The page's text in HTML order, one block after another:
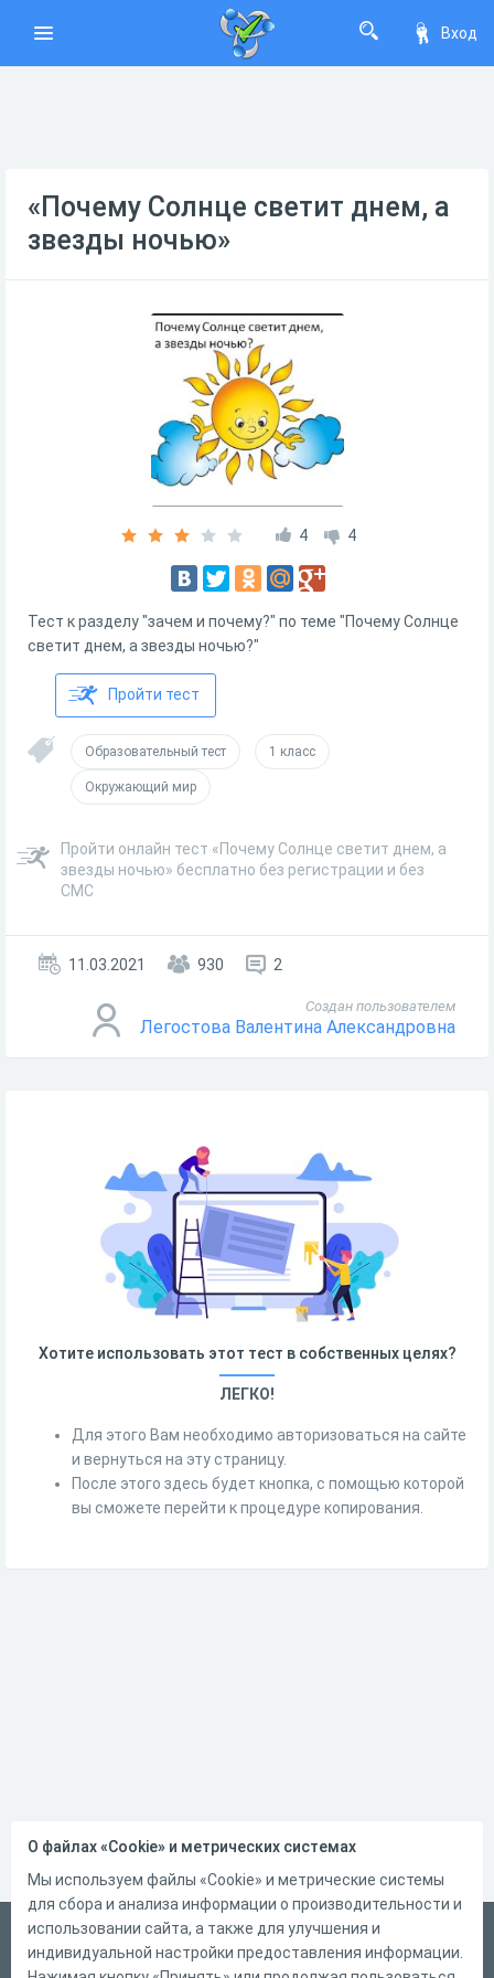
Вход
«Почему Солнце светит днем, а
звезды ночью»
4 4
Тест к разделу "зачем и почему?" по теме "Почему Солнце
светит днем, а звезды ночью?"
Пройти тест
Образовательный тест 1 класс
Окружающий мир
Пройти онлайн тест «Почему Солнце светит днем, а
звезды ночью» бесплатно без регистрации и без
СМС
11.03.2021 930 2
Создан пользователем
Легостова Валентина Александровна
Хотите использовать этот тест в собственных целях?
ЛЕГКО!
Для этого Вам необходимо авторизоваться на сайте
и вернуться на эту страницу.
После этого здесь будет кнопка, с помощью которой
вы сможете перейти к процедуре копирования.
Русский
Справка
О файлах «Cookie» и метрических системах
Мы используем файлы «Cookie» и метрические системы
для сбора и анализа информации о производительности и
использовании сайта, а также для улучшения и
индивидуальной настройки предоставления информации.